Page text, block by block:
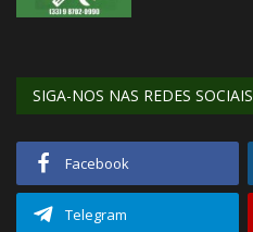
SIGA-NOS NAS REDES SOCIAIS
Facebook
Telegram